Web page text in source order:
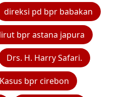
direksi pd bpr babakan
bpr astana japura
Drs. H. Harry Safari.
Kasus bpr cirebon